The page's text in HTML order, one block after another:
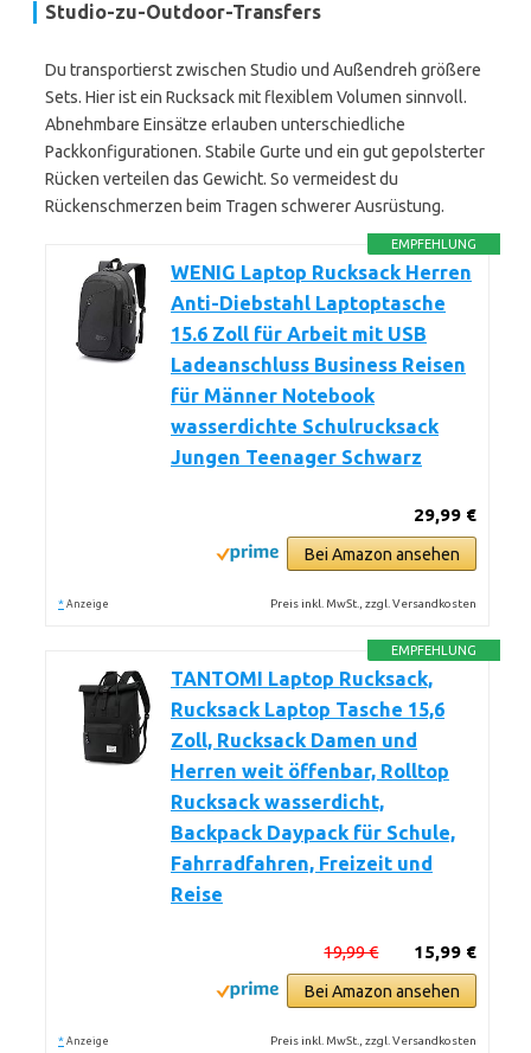
Studio-zu-Outdoor-Transfers
Du transportierst zwischen Studio und Außendreh größere
Sets. Hier ist ein Rucksack mit flexiblem Volumen sinnvoll.
Abnehmbare Einsätze erlauben unterschiedliche
Packkonfigurationen. Stabile Gurte und ein gut gepolsterter
Rücken verteilen das Gewicht. So vermeidest du
Rückenschmerzen beim Tragen schwerer Ausrüstung.
EMPFEHLUNG
WENIG Laptop Rucksack Herren
Anti-Diebstahl Laptoptasche
15.6 Zoll für Arbeit mit USB
Ladeanschluss Business Reisen
für Männer Notebook
wasserdichte Schulrucksack
Jungen Teenager Schwarz
29,99 €
Bei Amazon ansehen
* Anzeige Preis inkl. MwSt., zzgl. Versandkosten
EMPFEHLUNG
TANTOMI Laptop Rucksack,
Rucksack Laptop Tasche 15,6
Zoll, Rucksack Damen und
Herren weit öffenbar, Rolltop
Rucksack wasserdicht,
Backpack Daypack für Schule,
Fahrradfahren, Freizeit und
Reise
15,99 €
19,99 €
Bei Amazon ansehen
* Anzeige Preis inkl. MwSt., zzgl. Versandkosten